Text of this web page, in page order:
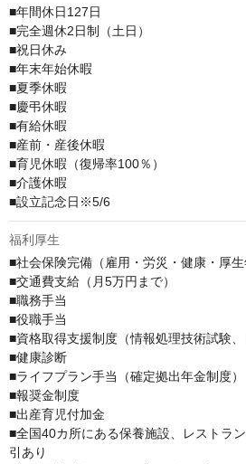
■年間休日127日
■完全週休2日制（土日）
■祝日休み
■年末年始休暇
■夏季休暇
■慶弔休暇
■有給休暇
■産前・産後休暇
■育児休暇（復帰率100％）
■介護休暇
■設立記念日※5/6
福利厚生
■社会保険完備（雇用・労災・健康・厚生
■交通費支給（月5万円まで）
■職務手当
■役職手当
■資格取得支援制度（情報処理技術試験、
■健康診断
■ライフプラン手当（確定拠出年金制度）
■報奨金制度
■出産育児付加金
■全国40カ所にある保養施設、レストラ
引あり